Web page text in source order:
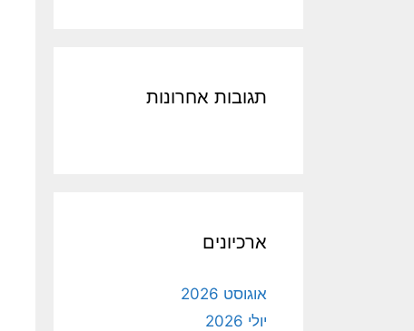
תגובות אחרונות
ארכיונים
אוגוסט 2026
יולי 2026